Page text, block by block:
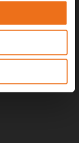
ny maskin. Priserna